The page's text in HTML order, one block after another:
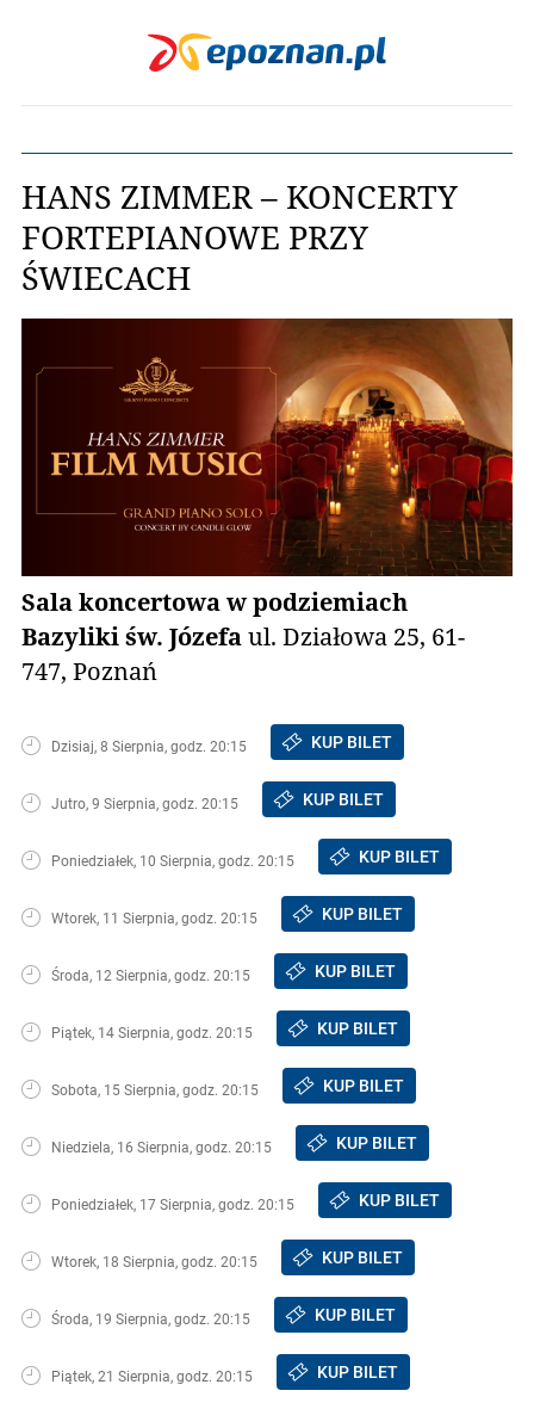
HANS ZIMMER – KONCERTY
FORTEPIANOWE PRZY
ŚWIECACH
Sala koncertowa w podziemiach
Bazyliki św. Józefaul. Działowa 25, 61-
747, Poznań
Dzisiaj, 8 Sierpnia, godz. 20:15 KUP BILET
Jutro, 9 Sierpnia, godz. 20:15 KUP BILET
Poniedziałek, 10 Sierpnia, godz. 20:15 KUP BILET
Wtorek, 11 Sierpnia, godz. 20:15 KUP BILET
Środa, 12 Sierpnia, godz. 20:15 KUP BILET
Piątek, 14 Sierpnia, godz. 20:15 KUP BILET
Sobota, 15 Sierpnia, godz. 20:15 KUP BILET
Niedziela, 16 Sierpnia, godz. 20:15 KUP BILET
Poniedziałek, 17 Sierpnia, godz. 20:15 KUP BILET
Wtorek, 18 Sierpnia, godz. 20:15 KUP BILET
Środa, 19 Sierpnia, godz. 20:15 KUP BILET
Piątek, 21 Sierpnia, godz. 20:15 KUP BILET